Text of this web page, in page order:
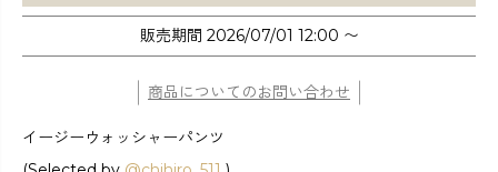
販売期間 2026/07/01 12:00 〜
商品についてのお問い合わせ
イージーウォッシャーパンツ